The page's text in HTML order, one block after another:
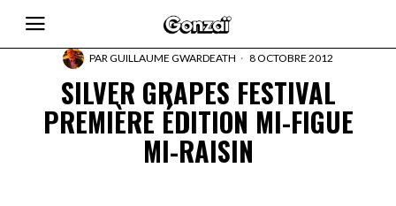
PARGUILLAUME GWARDEATH 8 OCTOBRE 2012
SILVER GRAPES FESTIVAL
PREMIÈRE ÉDITION MI-FIGUE
MI-RAISIN